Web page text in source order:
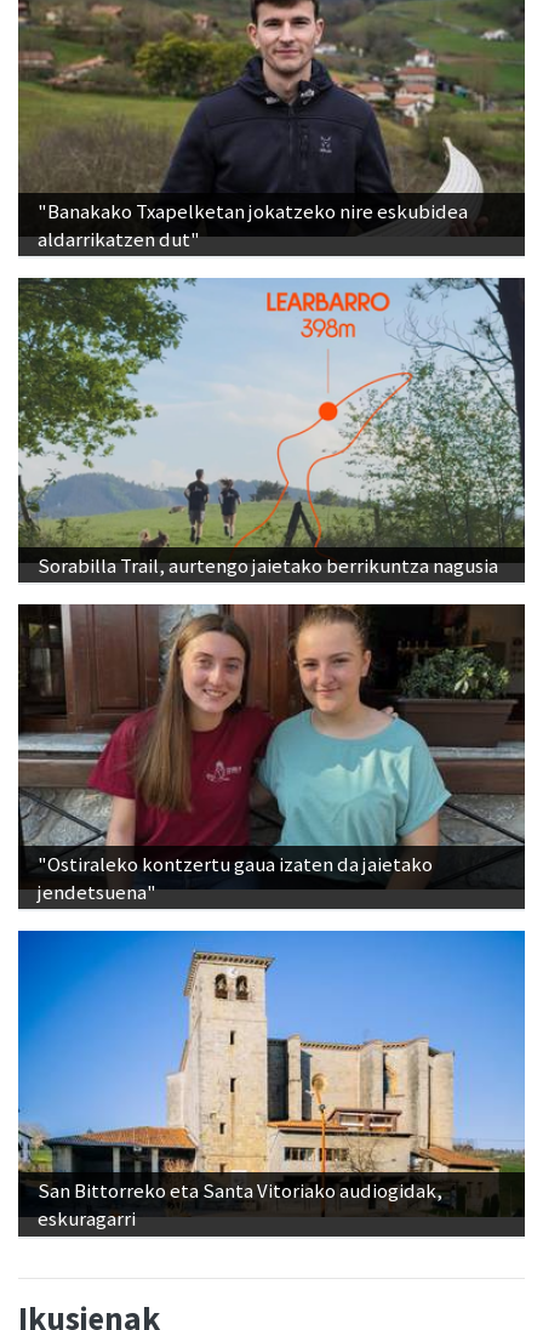
"Banakako Txapelketan jokatzeko nire eskubidea
aldarrikatzen dut"
Sorabilla Trail, aurtengo jaietako berrikuntza nagusia
"Ostiraleko kontzertu gaua izaten da jaietako
jendetsuena"
San Bittorreko eta Santa Vitoriako audiogidak,
eskuragarri